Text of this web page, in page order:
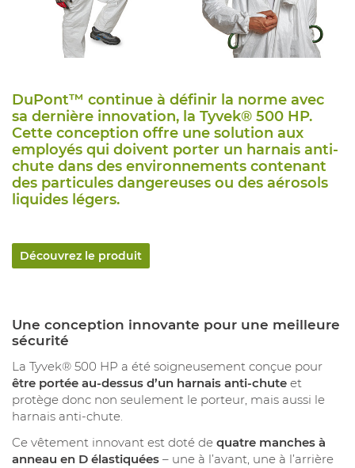
DuPont™ continue à définir la norme avec
sa dernière innovation, la Tyvek® 500 HP.
Cette conception offre une solution aux
employés qui doivent porter un harnais anti-
chute dans des environnements contenant
des particules dangereuses ou des aérosols
liquides légers.
Découvrez le produit
Une conception innovante pour une meilleure
sécurité
La Tyvek® 500 HP a été soigneusement conçue pour
être portée au-dessus d’un harnais anti-chute et
protège donc non seulement le porteur, mais aussi le
harnais anti-chute.
Ce vêtement innovant est doté de quatre manches à
anneau en D élastiquées – une à l’avant, une à l’arrière